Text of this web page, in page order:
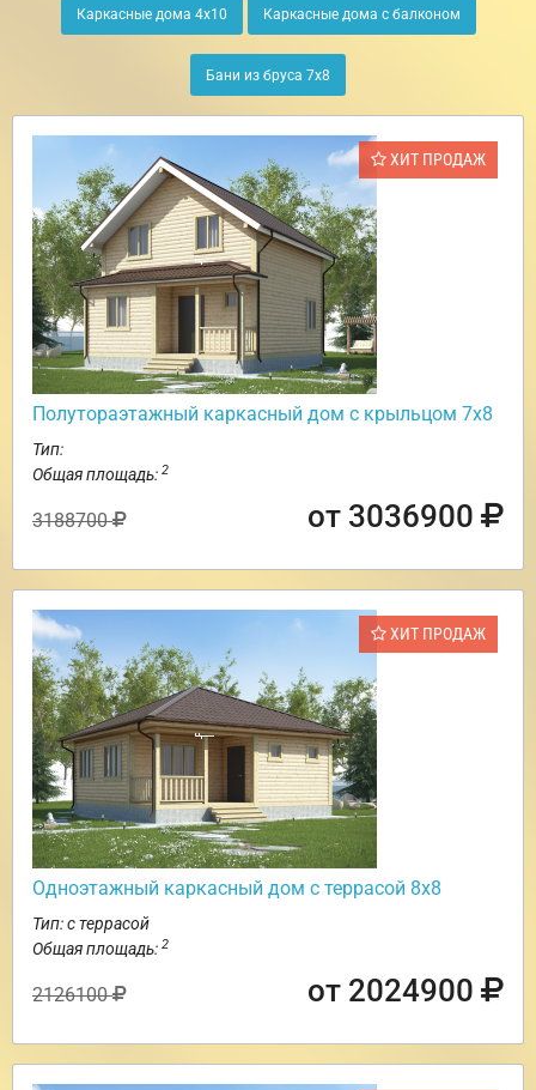
Каркасные дома 4х10 Каркасные дома с балконом
Бани из бруса 7х8
ХИТ ПРОДАЖ
Полутораэтажный каркасный дом с крыльцом 7х8
Тип:
Общая площадь: 2
3188700 от 3036900
ХИТ ПРОДАЖ
Одноэтажный каркасный дом с террасой 8х8
Тип: с террасой
Общая площадь: 2
2126100 от 2024900